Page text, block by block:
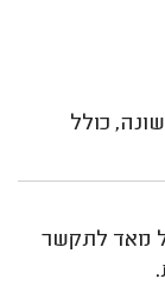
כולל
מאד לתקשר